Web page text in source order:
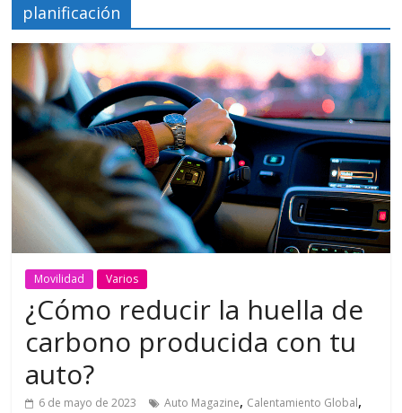
planificación
Movilidad Varios
¿Cómo reducir la huella de
carbono producida con tu
auto?
6 de mayo de 2023 Auto Magazine, Calentamiento Global,